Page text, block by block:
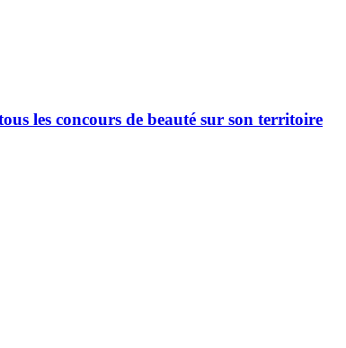
les concours de beauté sur son territoire